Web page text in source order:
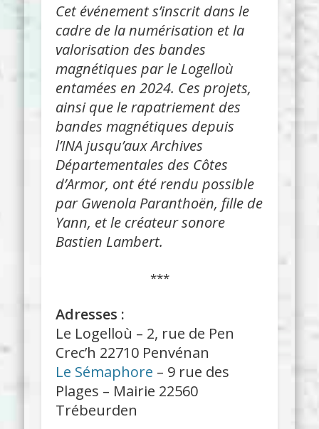
Cet événement s’inscrit dans le
cadre de la numérisation et la
valorisation des bandes
magnétiques par le Logelloù
entamées en 2024. Ces projets,
ainsi que le rapatriement des
bandes magnétiques depuis
l’INA jusqu’aux Archives
Départementales des Côtes
d’Armor, ont été rendu possible
par Gwenola Paranthoën, fille de
Yann, et le créateur sonore
Bastien Lambert.
***
Adresses :
Le Logelloù – 2, rue de Pen
Crec’h 22710 Penvénan
Le Sémaphore – 9 rue des
Plages – Mairie 22560
Trébeurden